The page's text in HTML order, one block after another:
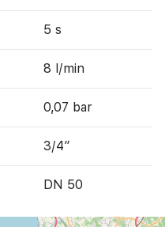
5 s
8 l/min
0,07 bar
3/4”
DN 50